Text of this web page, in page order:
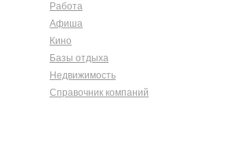
Работа
Афиша
Кино
Базы отдыха
Недвижимость
Справочник компаний